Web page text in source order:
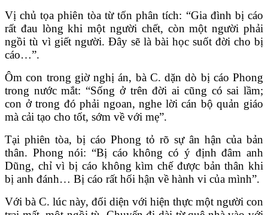
Vị chủ tọa phiên tòa từ tốn phân tích: “Gia đình bị cáo
rất đau lòng khi một người chết, còn một người phải
ngồi tù vì giết người. Đây sẽ là bài học suốt đời cho bị
cáo…”.
Ôm con trong giờ nghị án, bà C. dặn dò bị cáo Phong
trong nước mắt: “Sống ở trên đời ai cũng có sai lầm;
con ở trong đó phải ngoan, nghe lời cán bộ quản giáo
mà cải tạo cho tốt, sớm về với mẹ”.
Tại phiên tòa, bị cáo Phong tỏ rõ sự ân hận của bản
thân. Phong nói: “Bị cáo không có ý định đâm anh
Dũng, chỉ vì bị cáo không kìm chế được bản thân khi
bị anh đánh… Bị cáo rất hối hận về hành vi của mình”.
Với bà C. lúc này, đối diện với hiện thực một người con